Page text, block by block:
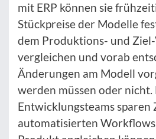
mit ERP können sie
Stückpreise der Modelle
dem Produktions- und
vergleichen und vorab
Änderungen am Modell
werden müssen oder nicht.
Entwicklungsteams sparen
automatisierten